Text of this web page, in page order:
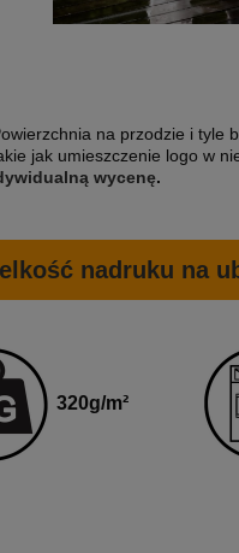
na przodzie i tyle
jak umieszczenie logo w
wycenę.
nadruku na
320g/m²